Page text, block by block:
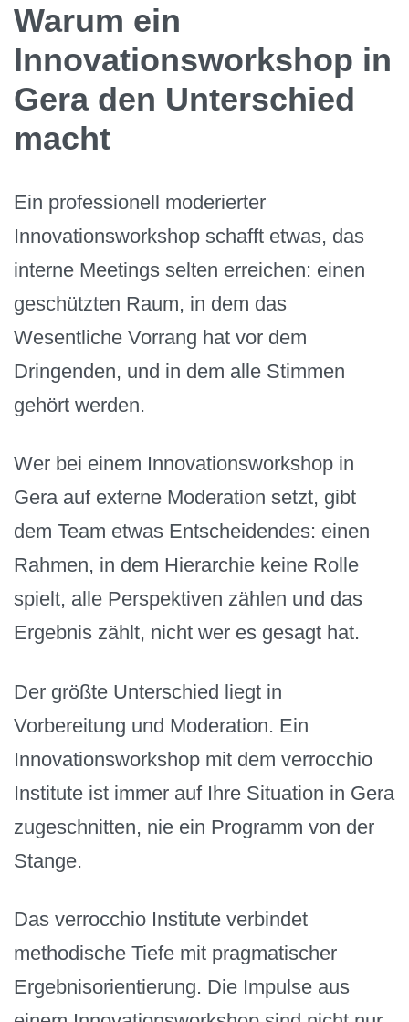
Warum ein
Innovationsworkshop in
Gera den Unterschied
macht
Ein professionell moderierter
Innovationsworkshop schafft etwas, das
interne Meetings selten erreichen: einen
geschützten Raum, in dem das
Wesentliche Vorrang hat vor dem
Dringenden, und in dem alle Stimmen
gehört werden.
Wer bei einem Innovationsworkshop in
Gera auf externe Moderation setzt, gibt
dem Team etwas Entscheidendes: einen
Rahmen, in dem Hierarchie keine Rolle
spielt, alle Perspektiven zählen und das
Ergebnis zählt, nicht wer es gesagt hat.
Der größte Unterschied liegt in
Vorbereitung und Moderation. Ein
Innovationsworkshop mit dem verrocchio
Institute ist immer auf Ihre Situation in Gera
zugeschnitten, nie ein Programm von der
Stange.
Das verrocchio Institute verbindet
methodische Tiefe mit pragmatischer
Ergebnisorientierung. Die Impulse aus